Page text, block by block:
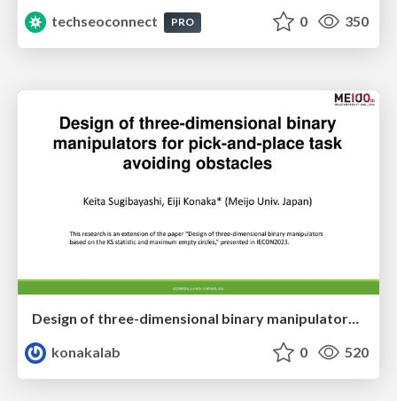
techseoconnect
PRO 0 350
Design of three-dimensional binary manipulators for pick-and-place task avoiding obstacles (IECON2024)
konakalab
0 520